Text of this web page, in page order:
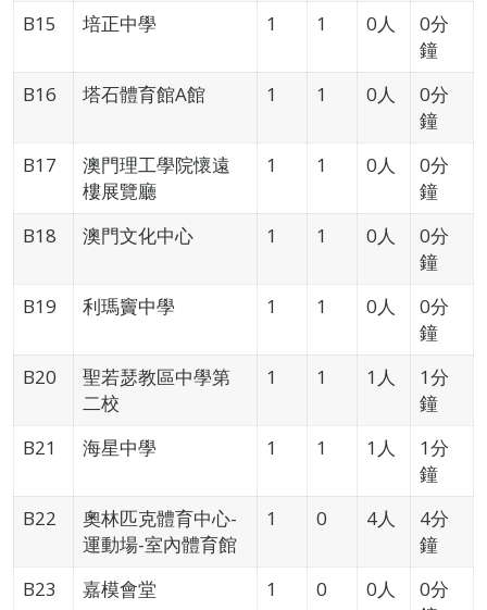
B15
培正中學 1 1 0人
0分
鐘
B16
塔石體育館A館 1 1 0人
0分
鐘
B17
澳門理工學院懷遠
樓展覽廳
1 1 0人
0分
鐘
B18
澳門文化中心 1 1 0人
0分
鐘
B19
利瑪竇中學 1 1 0人
0分
鐘
B20
聖若瑟教區中學第
二校
1 1 1人
1分
鐘
B21
海星中學 1 1 1人
1分
鐘
B22
奧林匹克體育中心-
運動場-室內體育館
1 0 4人
4分
鐘
B23
嘉模會堂 1 0 0人
0分